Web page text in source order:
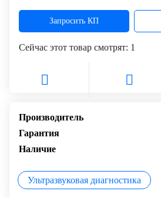
Запросить КП
Сейчас этот товар смотрят: 1
Производитель
Гарантия
Наличие
Ультразвуковая диагностика